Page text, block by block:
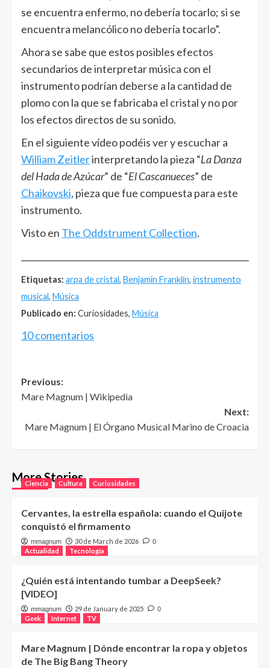
se encuentra enfermo, no debería tocarlo; si se
encuentra melancólico no debería tocarlo”.
Ahora se sabe que estos posibles efectos
secundarios de interpretar música con el
instrumento podrían deberse a la cantidad de
plomo con la que se fabricaba el cristal y no por
los efectos directos de su sonido.
En el siguiente vídeo podéis ver y escuchar a
William Zeitlerinterpretando la pieza “La Danza
del Hada de Azúcar” de “El Cascanueces” de
Chaikovski, pieza que fue compuesta para este
instrumento.
Visto en The Oddstrument Collection.
Etiquetas: arpa de cristal, Benjamin Franklin, instrumento
musical, Música
Publicado en: Curiosidades, Música
10 comentarios
Post
navigation
Previous:
Mare Magnum | Wikipedia
Next:
Mare Magnum | El Órgano Musical Marino de Croacia
More Stories
Ciencia Cultura Curiosidades
Cervantes, la estrella española: cuando el Quijote
conquistó el firmamento
mmagnum 30 de March de 2026 0
Actualidad Tecnología
¿Quién está intentando tumbar a DeepSeek?
[VIDEO]
mmagnum 29 de January de 2025 0
Geek Internet TV
Mare Magnum | Dónde encontrar la ropa y objetos
de The Big Bang Theory